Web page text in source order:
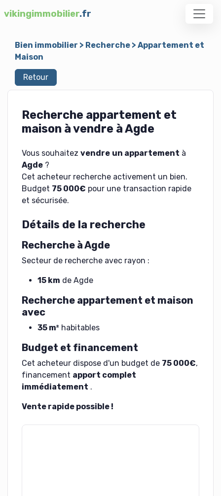
vikingimmobilier.fr
Bien immobilier > Recherche> Appartement et
Maison
Retour
Recherche appartement et
maison à vendre à Agde
Vous souhaitez vendre un appartement à
Agde?
Cet acheteur recherche activement un bien.
Budget 75 000€ pour une transaction rapide
et sécurisée.
Détails de la recherche
Recherche à Agde
Secteur de recherche avec rayon :
15 km de Agde
Recherche appartement et maison
avec
35 m² habitables
Budget et financement
Cet acheteur dispose d'un budget de 75 000€,
financement apport complet
immédiatement .
Vente rapide possible !